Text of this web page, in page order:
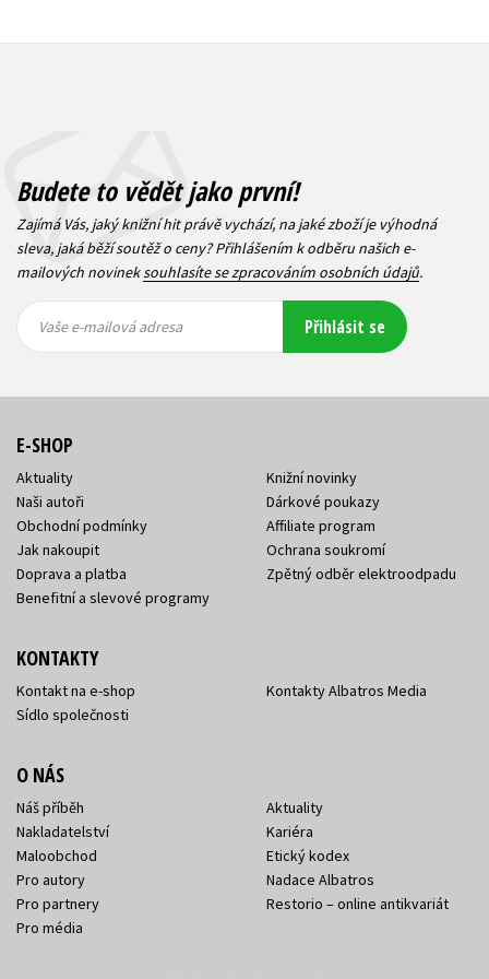
Budete to vědět jako první!
Zajímá Vás, jaký knižní hit právě vychází, na jaké zboží je výhodná
sleva, jaká běží soutěž o ceny? Přihlášením k odběru našich e-
mailových novineksouhlasíte se zpracováním osobních údajů.
mailová
mailová
Vaše e-mailová adresa Přihlásit se
E-SHOP
Aktuality
Naši autoři
Obchodní podmínky
Jak nakoupit
Doprava a platba
Benefitní a slevové programy
Knižní novinky
Dárkové poukazy
Affiliate program
Ochrana soukromí
Zpětný odběr elektroodpadu
KONTAKTY
Kontakt na e-shop
Sídlo společnosti
Kontakty Albatros Media
O NÁS
Náš příběh
Nakladatelství
Maloobchod
Pro autory
Pro partnery
Pro média
Aktuality
Kariéra
Etický kodex
Nadace Albatros
Restorio – online antikvariát